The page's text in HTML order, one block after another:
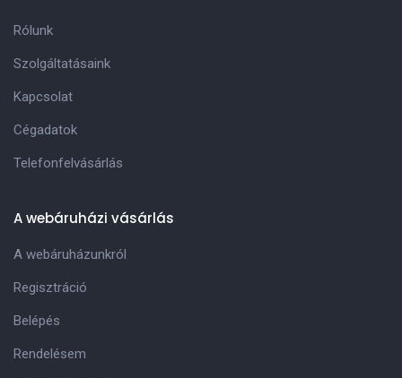
Rólunk
Szolgáltatásaink
Kapcsolat
Cégadatok
Telefonfelvásárlás
A webáruházi vásárlás
A webáruházunkról
Regisztráció
Belépés
Rendelésem